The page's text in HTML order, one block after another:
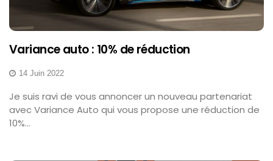
Variance auto : 10% de réduction
14 Juin 2022
Je suis ravi de vous annoncer un nouveau partenariat
avec Variance Auto qui vous propose une réduction de
10%...